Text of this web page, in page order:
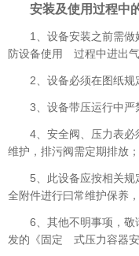
安装及使用过程中
1、设备安装之前需
防设备使用 过程中进出
2、设备必须在图纸规
3、设备带压运行中严
4、安全阀、压力表
维护，排污阀需定期排放；
5、此设备应按相关
全附件进行曰常维护保养
6、其他不明事项，敬
发的《固定 式压力容器安